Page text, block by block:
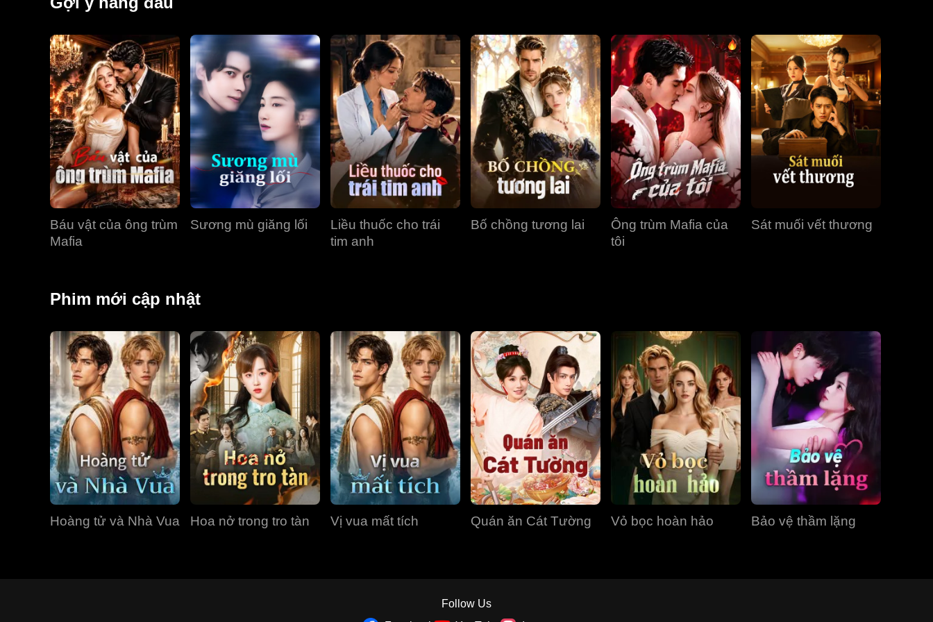
Tập 34 Tập 35 Tập 36
Tập 37
Tập 40
Báu vật của ông trùm
Mafia
Sương mù giăng lối
Liều thuốc cho trái
tim anh
Bố chồng tương lai
Ông trùm Mafia của
tôi
Sát muối vết thương
Phim mới cập nhật
Hoàng tử và Nhà Vua Hoa nở trong tro tàn Vị vua mất tích Quán ăn Cát Tường Vỏ bọc hoàn hảo Bảo vệ thầm lặng
Follow Us